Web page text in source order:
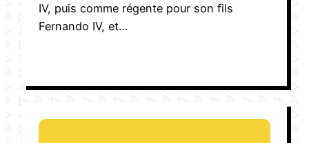
IV, puis comme régente pour son fils
Fernando IV, et…